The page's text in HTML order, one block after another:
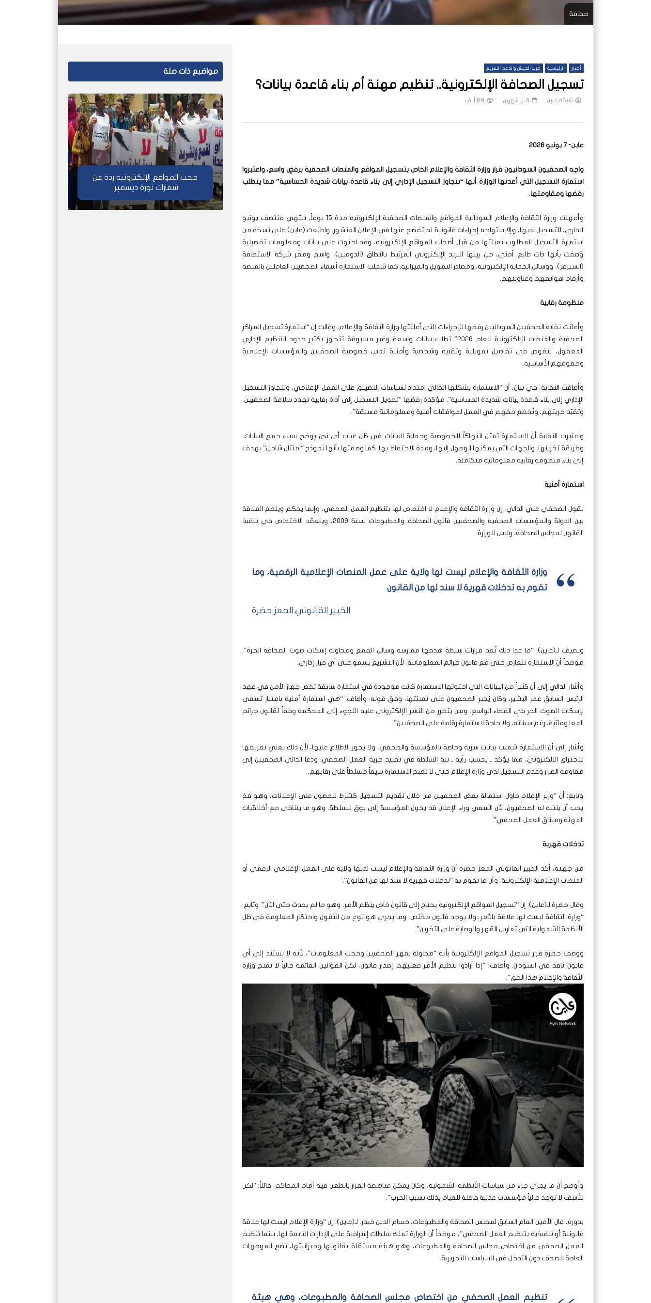
صحافة
أخبار الرئيسية حرب الجيش والدعم السريع
تسجيل الصحافة الإلكترونية.. تنظيم مهنة أم بناء قاعدة بيانات؟
شبكة عاين قبل شهرين 6.6 ألف
عاين- 7 يونيو 2026
واجه الصحفيون السودانيون قرار وزارة الثقافة والإعلام الخاص بتسجيل المواقع والمنصات الصحفية برفضٍ واسع، واعتبروا
استمارة التسجيل التي أعدتها الوزارة أنها “تتجاوز التسجيل الإداري إلى بناء قاعدة بيانات شديدة الحساسية” مما يتطلب
رفضها ومقاومتها.
وأمهلت وزارة الثقافة والإعلام السودانية المواقع والمنصات الصحفية الإلكترونية مدة 15 يوماً، تنتهي منتصف يونيو
الجاري، للتسجيل لديها، وإلا ستواجه إجراءات قانونية لم تفصح عنها في الإعلان المنشور. واطلعت (عاين) على نسخة من
استمارة التسجيل المطلوب تعبئتها من قبل أصحاب المواقع الإلكترونية، وقد احتوت على بيانات ومعلومات تفصيلية
وُصفت بأنها ذات طابع أمني، من بينها البريد الإلكتروني المرتبط بالنطاق (الدومين)، واسم ومقر شركة الاستضافة
(السيرفر)، ووسائل الحماية الإلكترونية، ومصادر التمويل والميزانية. كما شملت الاستمارة أسماء الصحفيين العاملين بالمنصة
وأرقام هواتفهم وعناوينهم.
منظومة رقابية
وأعلنت نقابة الصحفيين السودانيين رفضها للإجراءات التي أعلنتها وزارة الثقافة والإعلام، وقالت إن “استمارة تسجيل المراكز
الصحفية والمنصات الإلكترونية للعام 2026” تطلب بيانات واسعة وغير مسبوقة تتجاوز بكثير حدود التنظيم الإداري
المعقول، لتغوص في تفاصيل تمويلية وتقنية وشخصية وأمنية تمس خصوصية الصحفيين والمؤسسات الإعلامية
وحقوقهم الأساسية.
وأضافت النقابة، في بيان، أن “الاستمارة بشكلها الحالي امتداد لسياسات التضييق على العمل الإعلامي، وتتجاوز التسجيل
الإداري إلى بناء قاعدة بيانات شديدة الحساسية”. مؤكدة رفضها “تحويل التسجيل إلى أداة رقابية تهدد سلامة الصحفيين،
وتقيّد حريتهم، وتُخضع حقهم في العمل لموافقات أمنية ومعلوماتية مسبقة”.
واعتبرت النقابة أن الاستمارة تمثل انتهاكاً للخصوصية وحماية البيانات في ظل غياب أي نص يوضح سبب جمع البيانات،
وطريقة تخزينها، والجهات التي يمكنها الوصول إليها، ومدة الاحتفاظ بها. كما وصفتها بأنها نموذج “امتثال شامل” يهدف
إلى بناء منظومة رقابية معلوماتية متكاملة.
استمارة أمنية
يقول الصحفي علي الدالي، إن وزارة الثقافة والإعلام لا اختصاص لها بتنظيم العمل الصحفي، وإنما يحكم وينظم العلاقة
بين الدولة والمؤسسات الصحفية والصحفيين قانون الصحافة والمطبوعات لسنة 2009، وينعقد الاختصاص في تنفيذ
القانون لمجلس الصحافة، وليس للوزارة.
وزارة الثقافة والإعلام ليست لها ولاية على عمل المنصات الإعلامية الرقمية، وما
تقوم به تدخلات قهرية لا سند لها من القانون
الخبير القانوني المعز حضرة
ويضيف لـ(عاين): “ما عدا ذلك تُعد قرارات سلطة هدفها ممارسة وسائل القمع ومحاولة إسكات صوت الصحافة الحرة”.
موضحاً أن الاستمارة تتعارض حتى مع قانون جرائم المعلوماتية، لأن التشريع يسمو على أي قرار إداري.
وأشار الدالي إلى أن كثيراً من البيانات التي احتوتها الاستمارة كانت موجودة في استمارة سابقة تخص جهاز الأمن في عهد
الرئيس السابق عمر البشير، وكان يُجبر الصحفيون على تعبئتها، وفق قوله. وأضاف: “هي استمارة أمنية بامتياز تسعى
لإسكات الصوت الحر في الفضاء الواسع. ومن يتضرر من النشر الإلكتروني عليه اللجوء إلى المحكمة وفقاً لقانون جرائم
المعلوماتية، رغم سيئاته، ولا حاجة لاستمارة رقابية على الصحفيين”.
وأشار إلى أن الاستمارة شملت بيانات سرية وخاصة بالمؤسسة والصحفي، ولا يجوز الاطلاع عليها، لأن ذلك يعني تعريضها
للاختراق الالكتروني، مما يؤكد ـ بحسب رأيه ـ نية السلطة في تقييد حرية العمل الصحفي. ودعا الدالي الصحفيين إلى
مقاومة القرار وعدم التسجيل لدى وزارة الإعلام حتى لا تصبح الاستمارة سيفاً مسلطاً على رقابهم.
وتابع: أن “وزير الإعلام حاول استمالة بعض الصحفيين من خلال تقديم التسجيل كشرط للحصول على الإعلانات، وهو فخ
يجب أن ينتبه له الصحفيون، لأن السعي وراء الإعلان قد يحول المؤسسة إلى بوق للسلطة، وهو ما يتنافى مع أخلاقيات
المهنة وميثاق العمل الصحفي”.
تدخلات قهرية
من جهته، أكد الخبير القانوني المعز حضرة أن وزارة الثقافة والإعلام ليست لديها ولاية على العمل الإعلامي الرقمي أو
المنصات الإعلامية الإلكترونية، وأن ما تقوم به “تدخلات قهرية لا سند لها من القانون”.
وقال حضرة لـ(عاين): إن “تسجيل المواقع الإلكترونية يحتاج إلى قانون خاص ينظم الأمر، وهو ما لم يحدث حتى الآن”. وتابع:
“وزارة الثقافة ليست لها علاقة بالأمر، ولا يوجد قانون مختص، وما يجري هو نوع من التغول واحتكار المعلومة في ظل
الأنظمة الشمولية التي تمارس القهر والوصاية على الآخرين”.
ووصف حضرة قرار تسجيل المواقع الإلكترونية بأنه “محاولة لقهر الصحفيين وحجب المعلومات”، لأنه لا يستند إلى أي
قانون نافذ في السودان. وأضاف: “إذا أرادوا تنظيم الأمر فعليهم إصدار قانون، لكن القوانين القائمة حالياً لا تمنح وزارة
الثقافة والإعلام هذا الحق”.
وأوضح أن ما يجري جزء من سياسات الأنظمة الشمولية، وكان يمكن مناهضة القرار بالطعن فيه أمام المحاكم، قائلاً: “لكن
للأسف لا توجد حالياً مؤسسات عدلية فاعلة للقيام بذلك بسبب الحرب”.
بدوره، قال الأمين العام السابق لمجلس الصحافة والمطبوعات، حسام الدين حيدر، لـ(عاين): إن “وزارة الإعلام ليست لها علاقة
قانونية أو تنفيذية بتنظيم العمل الصحفي”، موضحاً أن الوزارة تملك سلطات إشرافية على الإدارات التابعة لها، بينما تنظيم
العمل الصحفي من اختصاص مجلس الصحافة والمطبوعات، وهو هيئة مستقلة بقانونها وميزانيتها، تضع الموجهات
العامة للصحف دون التدخل في السياسات التحريرية.
تنظيم العمل الصحفي من اختصاص مجلس الصحافة والمطبوعات، وهي هيئة
مواضيع ذات صلة
حجب المواقع الإلكترونية ردة عن
شعارات ثورة ديسمبر